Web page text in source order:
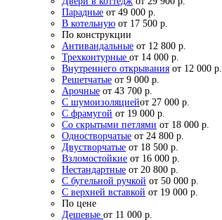
Парадные от 49 000 р.
В котельную от 17 500 р.
По конструкции
Антивандальные от 12 800 р.
Трехконтурные от 14 000 р.
Внутреннего открывания от 12 000 р.
Решетчатые от 9 000 р.
Арочные от 43 700 р.
С шумоизоляциейот 27 000 р.
С фрамугой от 19 000 р.
Со скрытыми петлями от 18 000 р.
Одностворчатые от 24 800 р.
Двустворчатые от 18 500 р.
Взломостойкие от 16 000 р.
Нестандартные от 20 800 р.
С бугельной ручкой от 50 000 р.
С верхней вставкой от 19 000 р.
По цене
Дешевые от 11 000 р.